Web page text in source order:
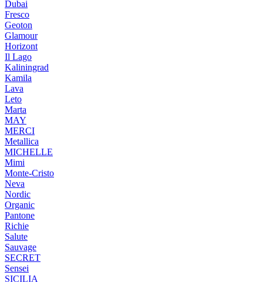
Dubai
Fresco
Geoton
Glamour
Horizont
Il Lago
Kaliningrad
Kamila
Lava
Leto
Marta
MAY
MERCI
Metallica
MICHELLE
Mimi
Monte-Cristo
Neva
Nordic
Organic
Pantone
Richie
Salute
Sauvage
SECRET
Sensei
SICILIA